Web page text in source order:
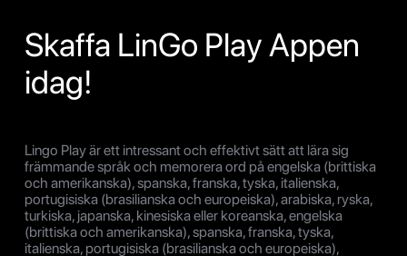
Skaffa LinGo Play Appen
idag!
Lingo Play är ett intressant och effektivt sätt att lära sig
främmande språk och memorera ord på engelska (brittiska
och amerikanska), spanska, franska, tyska, italienska,
portugisiska (brasilianska och europeiska), arabiska, ryska,
turkiska, japanska, kinesiska eller koreanska, engelska
(brittiska och amerikanska), spanska, franska, tyska,
italienska, portugisiska (brasilianska och europeiska),